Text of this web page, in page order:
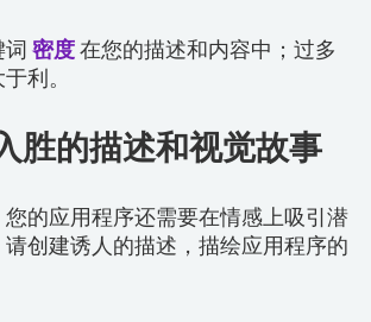
密度在您的描述和内容中；过多
利。
胜的描述和视觉故事
您的应用程序还需要在情感上吸引潜
创建诱人的描述，描绘应用程序的